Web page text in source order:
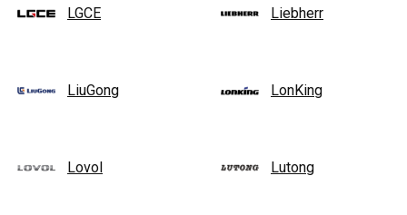
LGCE Liebherr
LiuGong LonKing
Lovol Lutong